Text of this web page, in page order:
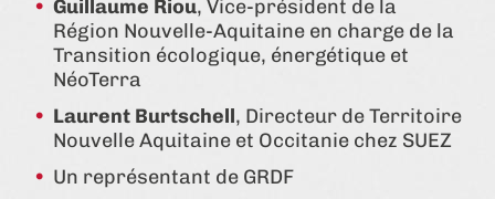
Guillaume Riou, Vice-président de la
Région Nouvelle-Aquitaine en charge de la
Transition écologique, énergétique et
NéoTerra
Laurent Burtschell, Directeur de Territoire
Nouvelle Aquitaine et Occitanie chez SUEZ
Un représentant de GRDF